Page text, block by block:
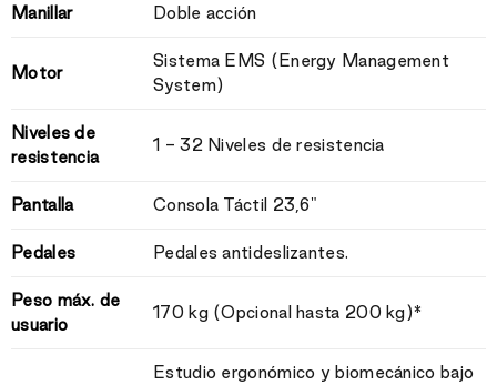
Manillar Doble acción
Motor
Sistema EMS (Energy Management
System)
Niveles de
resistencia
1 - 32 Niveles de resistencia
Pantalla Consola Táctil 23,6"
Pedales Pedales antideslizantes.
Peso máx. de
usuario
170 kg (Opcional hasta 200 kg)*
Estudio ergonómico y biomecánico bajo